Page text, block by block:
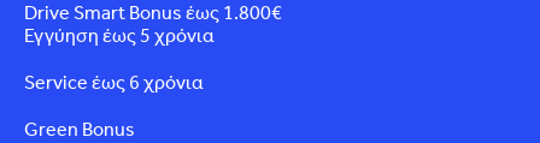
Drive Smart Bonus έως 1.800€
Εγγύηση έως 5 χρόνια
Service έως 6 χρόνια
Green Bonus